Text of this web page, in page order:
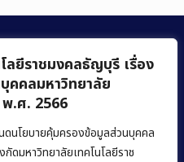
ลยีราชมงคลธัญบุรี เรื่อง
คคลมหาวิทยาลัย
พ.ศ. 2566
ดนโยบายคุ้มครองข้อมูลส่วนบุคคล
ดมหาวิทยาลัยเทคโนโลยีราช
ญบุรี